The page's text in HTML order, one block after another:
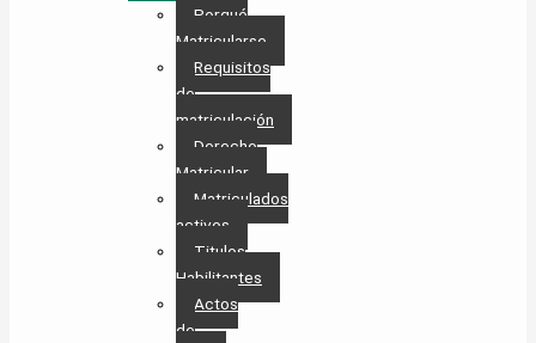
Porqué
Matricularse
Requisitos
de
matriculación
Derecho
Matricular
Matriculados
activos
Titulos
Habilitantes
Actos
de